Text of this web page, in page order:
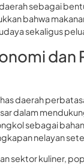
sebagai
bahwa
sekaligus
dan
daerah
dalam
sebagai
nelayan
sektor kuliner,